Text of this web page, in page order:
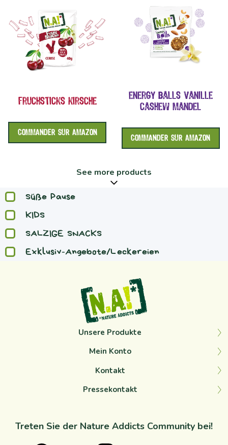
fruchsticks kirsche
COMMANDER SUR AMAZON
energy balls vanille
cashew mandel
COMMANDER SUR AMAZON
See more products
Süße Pause
KIDS
SALZIGE SNACKS
Exklusiv-Angebote/Leckereien
Unsere Produkte
Mein Konto
Kontakt
Pressekontakt
Treten Sie der Nature Addicts Community bei!